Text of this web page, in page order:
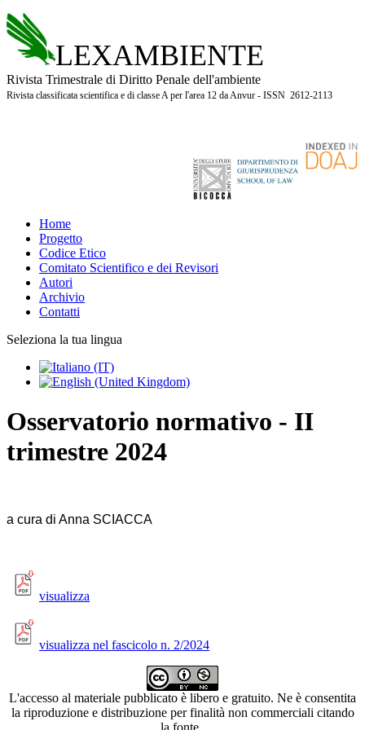
LEXAMBIENTE
Rivista Trimestrale di Diritto Penale dell'ambiente
Rivista classificata scientifica e di classe A per l'area 12 da Anvur - ISSN 2612-2113
Home
Progetto
Codice Etico
Comitato Scientifico e dei Revisori
Autori
Archivio
Contatti
Seleziona la tua lingua
Osservatorio normativo - II
trimestre 2024
a cura di Anna SCIACCA
visualizza
visualizza nel fascicolo n. 2/2024
L'accesso al materiale pubblicato è libero e gratuito. Ne è consentita
la riproduzione e distribuzione per finalità non commerciali citando
la fonte.